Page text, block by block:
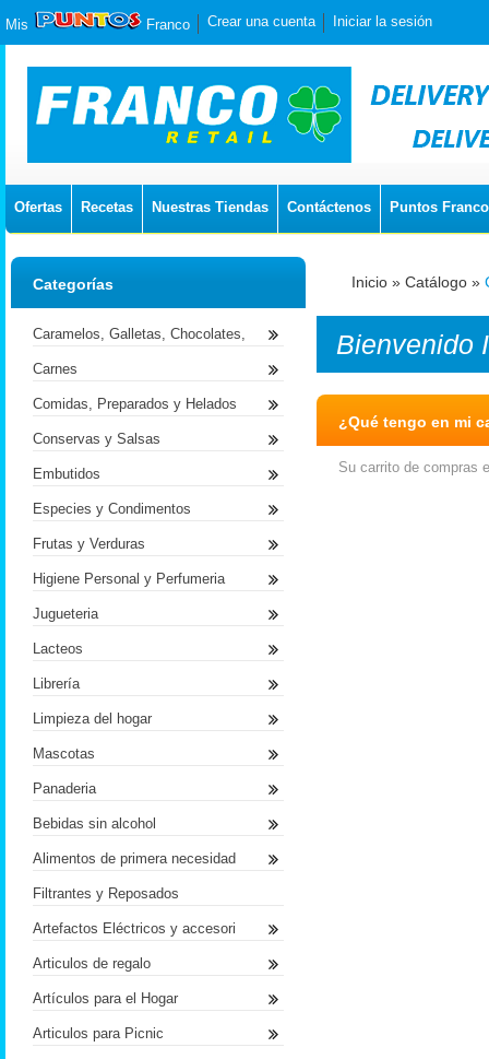
Mis Franco Crear una cuenta Iniciar la sesión
Ofertas Recetas Nuestras Tiendas Contáctenos Puntos Franco
Inicio » Catálogo »
Bienvenido
¿Qué tengo en mi
Su carrito de compras
Categorías
Caramelos, Galletas, Chocolates,
Carnes
Comidas, Preparados y Helados
Conservas y Salsas
Embutidos
Especies y Condimentos
Frutas y Verduras
Higiene Personal y Perfumeria
Jugueteria
Lacteos
Librería
Limpieza del hogar
Mascotas
Panaderia
Bebidas sin alcohol
Alimentos de primera necesidad
Filtrantes y Reposados
Artefactos Eléctricos y accesori
Articulos de regalo
Artículos para el Hogar
Articulos para Picnic